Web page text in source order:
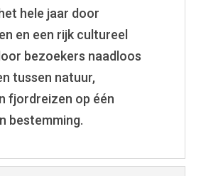
hele jaar door
en een rijk cultureel
bezoekers naadloos
tussen natuur,
fjordreizen op één
bestemming.